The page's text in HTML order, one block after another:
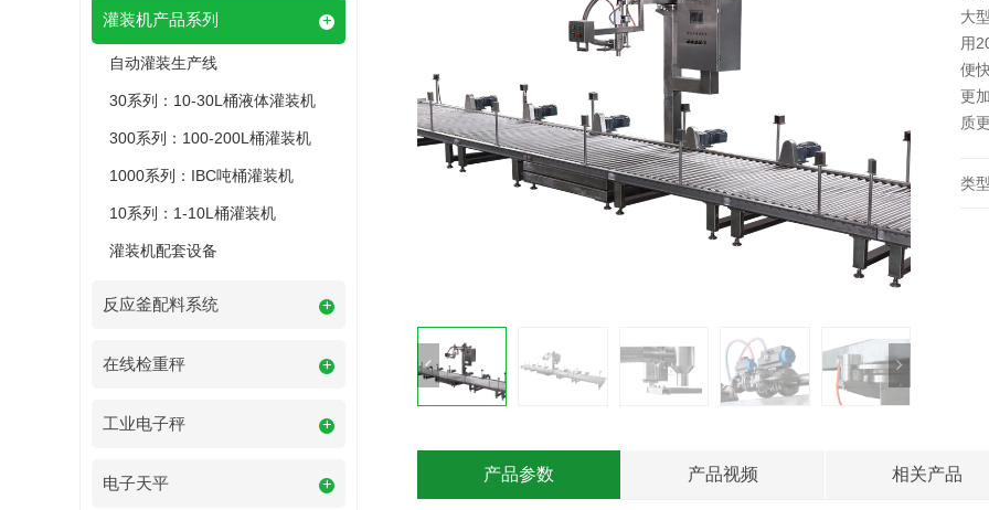
灌装机产品系列 +
自动灌装生产线
30系列：10-30L桶液体灌装机
300系列：100-200L桶灌装机
1000系列：IBC吨桶灌装机
10系列：1-10L桶灌装机
灌装机配套设备
反应釜配料系统 +
在线检重秤 +
工业电子秤 +
电子天平 +
大
用
便
更
质
类
产品参数 产品视频 相关产品